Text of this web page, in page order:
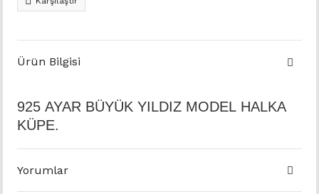
Ürün Bilgisi
925 AYAR BÜYÜK YILDIZ MODEL HALKA
KÜPE.
Yorumlar